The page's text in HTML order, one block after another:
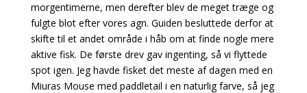
morgentimerne, men derefter blev de meget træge og
fulgte blot efter vores agn. Guiden besluttede derfor at
skifte til et andet område i håb om at finde nogle mere
aktive fisk. De første drev gav ingenting, så vi flyttede
spot igen. Jeg havde fisket det meste af dagen med en
Miuras Mouse med paddletail i en naturlig farve, så jeg